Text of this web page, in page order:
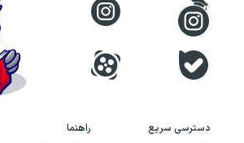
دسترسی سریع
راهنما